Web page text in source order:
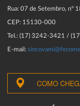
Rua: 07 de Setembro, n°
CEP: 15130-000
Tel.: (17) 3242-3421 /
E-mail:
COMO